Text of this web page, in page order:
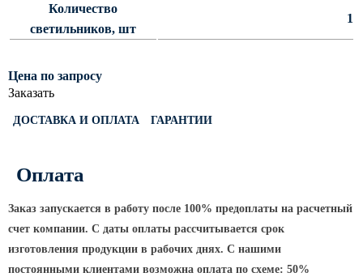
складывающиеся
ОККС Опоры круглые конические
ПФГ Опоры граненые
Опоры контактной сети
контактной сети (ОГСКС)
Дорожные металлические рамы
Количество
светильников, шт
1
Цена по запросу
Заказать
ДОСТАВКА И ОПЛАТА ГАРАНТИИ
Оплата
Заказ запускается в работу после 100% предоплаты на расчетный
счет компании. С даты оплаты рассчитывается срок
изготовления продукции в рабочих днях. С нашими
постоянными клиентами возможна оплата по схеме: 50%